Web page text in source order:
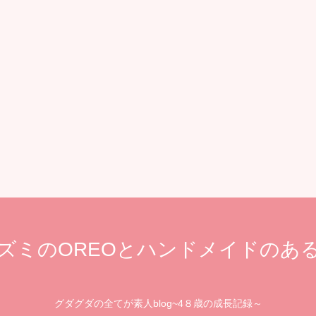
ミのOREOとハンドメイドのあ
グダグダの全てが素人blog~4８歳の成長記録～